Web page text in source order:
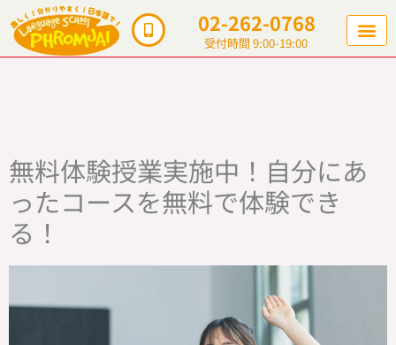
容
02-262-0768
受付時間 9:00-19:00
無料体験授業実施中！自分にあ
ったコースを無料で体験でき
る！